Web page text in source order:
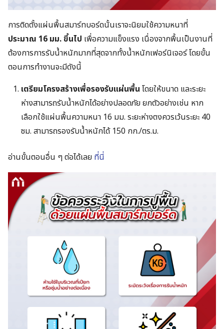
การติดตั้งแผ่นพื้นสมาร์ทบอร์ดนั้นเราจะนิยมใช้ความหนาที่
ประมาณ 16 มม. ขึ้นไป เพื่อความแข็งแรง เนื่องจากพื้นเป็นงานที่
ต้องการการรับน้ำหนักมากที่สุดจากทั้งน้ำหนักเฟอร์นิเจอร์ โดยขั้น
ตอนการทำงานจะมีดังนี้
เตรียมโครงสร้างเพื่อรองรับแผ่นพื้น โดยให้ขนาด และระยะ
ห่างสามารถรับน้ำหนักได้อย่างปลอดภัย ยกตัวอย่างเช่น หาก
เลือกใช้แผ่นพื้นความหนา 16 มม. ระยะห่างตงควรเว้นระยะ 40
ซม. สามารถรองรับน้ำหนักได้ 150 กก./ตร.ม.
อ่านขั้นตอนอื่น ๆ ต่อได้เลย ที่นี่